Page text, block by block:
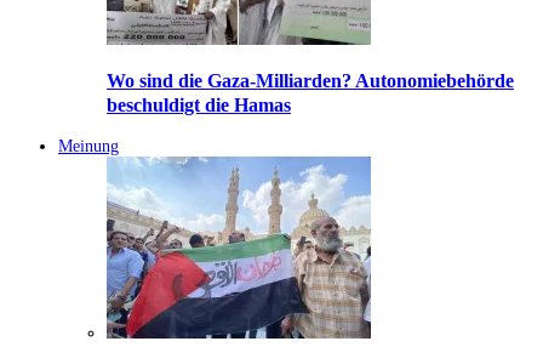
Wo sind die Gaza-Milliarden? Autonomiebehörde
beschuldigt die Hamas
Meinung